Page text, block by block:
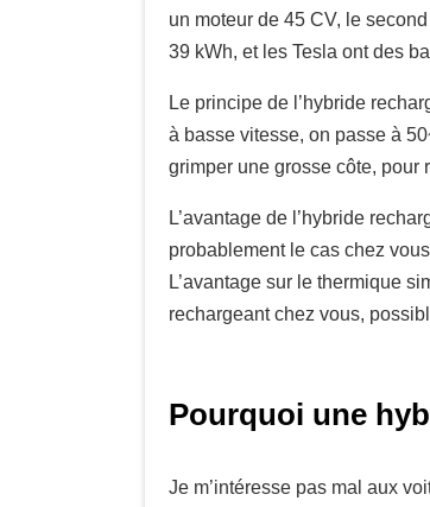
un moteur de 45 CV, le
39 kWh, et les Tesla ont des
Le principe de l’hybride
à basse vitesse, on passe à
grimper une grosse côte, pour
L’avantage de l’hybride
probablement le cas chez
L’avantage sur le thermique
rechargeant chez vous,
Pourquoi une
Je m’intéresse pas mal aux